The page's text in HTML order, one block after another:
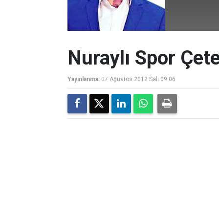
Nuraylı Spor
Yayınlanma: 07 Ağustos 2012 Salı 09:06